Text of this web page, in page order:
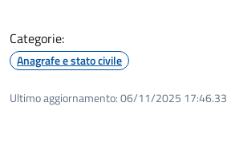
Categorie:
Anagrafe e stato civile
Ultimo aggiornamento:06/11/2025 17:46.33